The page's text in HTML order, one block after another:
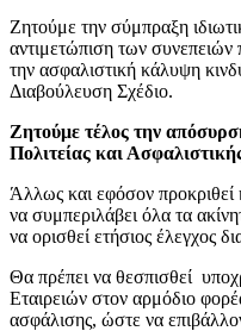
Ζητούμε την σύμπραξη
αντιμετώπιση των συνεπειών
την ασφαλιστική κάλυψη
Διαβούλευση Σχέδιο.
Ζητούμε τέλος την
Πολιτείας και
Άλλως και εφόσον προκριθεί
να συμπεριλάβει όλα τα
να ορισθεί ετήσιος έλεγχος
Θα πρέπει να θεσπισθεί
Εταιρειών στον αρμόδιο
ασφάλισης, ώστε να